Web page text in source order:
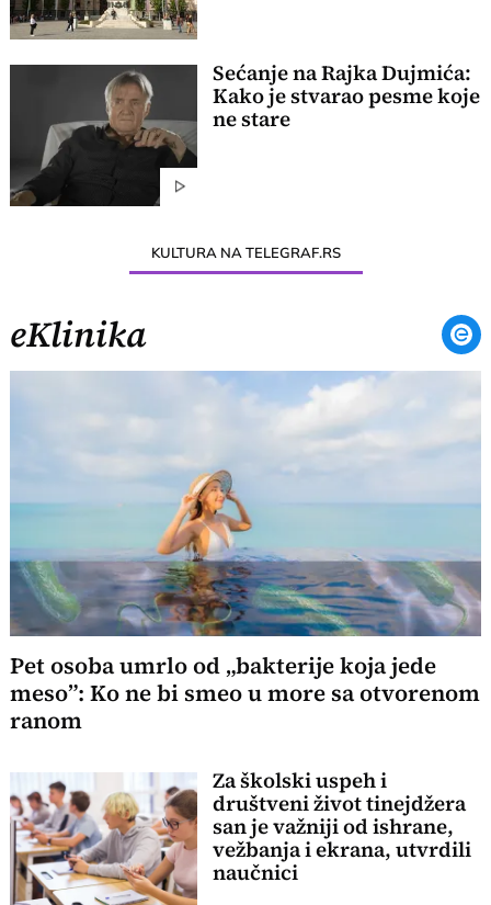
Sećanje na Rajka Dujmića:
Kako je stvarao pesme koje
ne stare
KULTURA NA TELEGRAF.RS
eKlinika
Pet osoba umrlo od „bakterije koja jede
meso”: Ko ne bi smeo u more sa otvorenom
ranom
Za školski uspeh i
društveni život tinejdžera
san je važniji od ishrane,
vežbanja i ekrana, utvrdili
naučnici